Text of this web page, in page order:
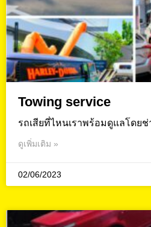
Towing service
รถเสียที่ไหนเราพร้อมดูแลโดย
ดูเพิ่มเติม »
02/06/2023